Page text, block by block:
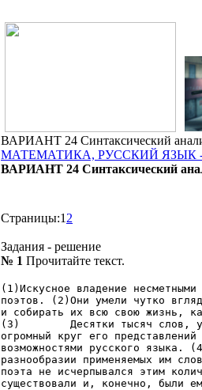
ВАРИАНТ 24 Синтаксический
МАТЕМАТИКА, РУССКИЙ ЯЗЫК
ВАРИАНТ 24 Синтаксический
Страницы:1 2
Задания - решение
№ 1 Прочитайте текст.
(1)Искусное владение
поэтов. (2)Они умели чутко
и собирать их всю свою жизнь,
(3) Десятки тысяч слов,
огромный круг его
возможностями русского языка.
разнообразии применяемых им
поэта не исчерпывался этим
существовали и, конечно, были